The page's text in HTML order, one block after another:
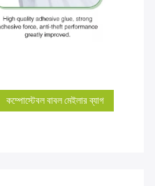
কম্পোস্টেবল বাবল মেইলার ব্যাগ